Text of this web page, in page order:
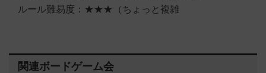
ルール難易度：★★★（ちょっと複雑
関連ボードゲーム会